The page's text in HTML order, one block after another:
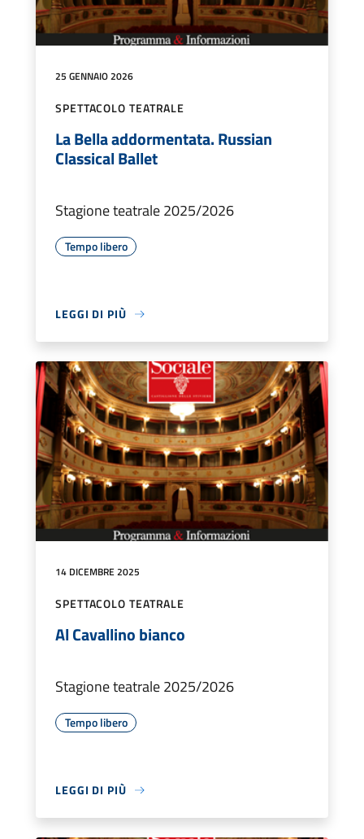
25 GENNAIO 2026
SPETTACOLO TEATRALE
La Bella addormentata. Russian
Classical Ballet
Stagione teatrale 2025/2026
Tempo libero
LEGGI DI PIÙ
14 DICEMBRE 2025
SPETTACOLO TEATRALE
Al Cavallino bianco
Stagione teatrale 2025/2026
Tempo libero
LEGGI DI PIÙ